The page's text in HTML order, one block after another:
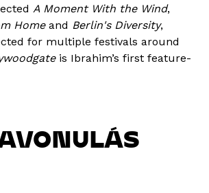
A Moment With the Wind,
Homeand Berlin's Diversity,
for multiple festivals around
is Ibrahim’s first feature-